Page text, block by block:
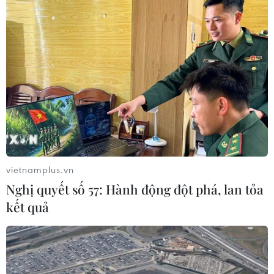
Những định hướng lớn
trong thực hiện Nghị quyết 57-
NQ/TW
07/08/2026 08:18
Tây Ninh thúc đẩy bình dân học vụ
số, tạo động lực phát triển kinh tế số
"Doanh nghiệp phải là lực lượng
nòng cốt phát triển công nghệ chiến
lược"
07/08/2026 07:09
vietnamplus.vn
Nghị quyết số 57: Hành động đột phá, lan tỏa
kết quả